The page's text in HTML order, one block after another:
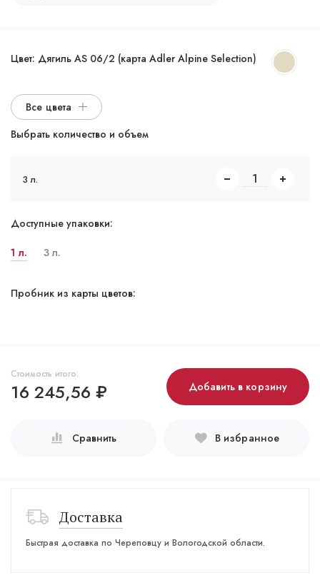
Цвет: Дягиль AS 06/2 (карта Adler Alpine Selection)
Все цвета
Выбрать количество и объем
3 л.
Доступные упаковки:
1 л. 3 л.
Пробник из карты цветов:
Стоимость итого:
16 245,56 ₽ Добавить в корзину
Сравнить В избранное
Доставка
Быстрая доставка по Череповцу и Вологодской области.